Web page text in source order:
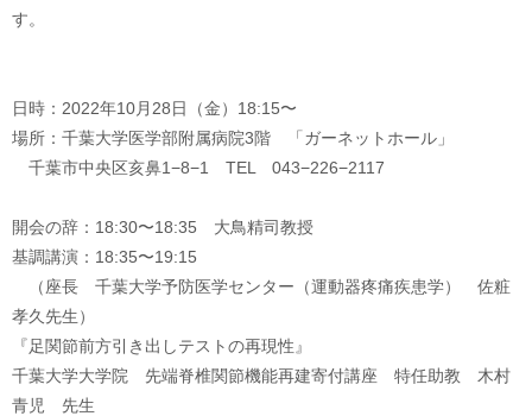
す。
日時：2022年10月28日（金）18:15〜
場所：千葉大学医学部附属病院3階 「ガーネットホール」
千葉市中央区亥鼻1−8−1 TEL 043−226−2117
開会の辞：18:30〜18:35 大鳥精司教授
基調講演：18:35〜19:15
（座長 千葉大学予防医学センター（運動器疼痛疾患学） 佐粧
孝久先生）
『足関節前方引き出しテストの再現性』
千葉大学大学院 先端脊椎関節機能再建寄付講座 特任助教 木村
青児 先生